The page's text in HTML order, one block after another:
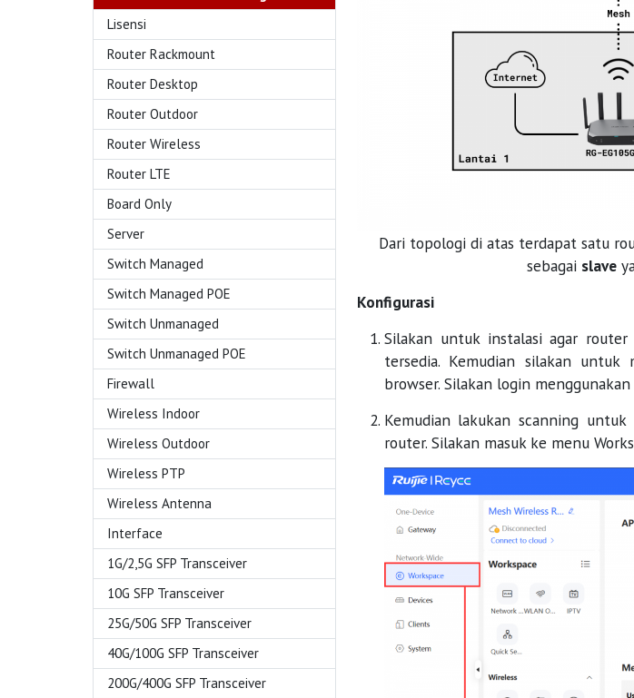
Lisensi
Router Rackmount
Router Desktop
Router Outdoor
Router Wireless
Router LTE
Board Only
Server
Switch Managed
Switch Managed POE
Switch Unmanaged
Switch Unmanaged POE
Firewall
Wireless Indoor
Wireless Outdoor
Wireless PTP
Wireless Antenna
Interface
1G/2,5G SFP Transceiver
10G SFP Transceiver
25G/50G SFP Transceiver
40G/100G SFP Transceiver
200G/400G SFP Transceiver
Dari topologi di atas terdapat satu
sebagai slave
Konfigurasi
Silakan untuk instalasi agar
tersedia. Kemudian silakan
browser. Silakan login
Kemudian lakukan scanning
router. Silakan masuk ke menu